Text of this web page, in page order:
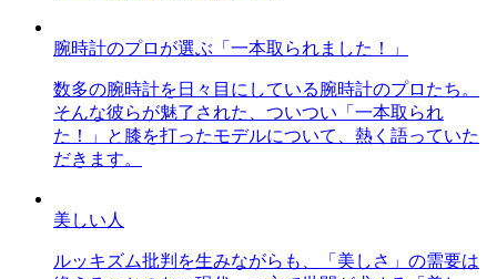
腕時計のプロが選ぶ「一本取られました！」
数多の腕時計を日々目にしている腕時計のプロたち。
そんな彼らが魅了された、ついつい「一本取られ
た！」と膝を打ったモデルについて、熱く語っていた
だきます。
美しい人
ルッキズム批判を生みながらも、「美しさ」の需要は